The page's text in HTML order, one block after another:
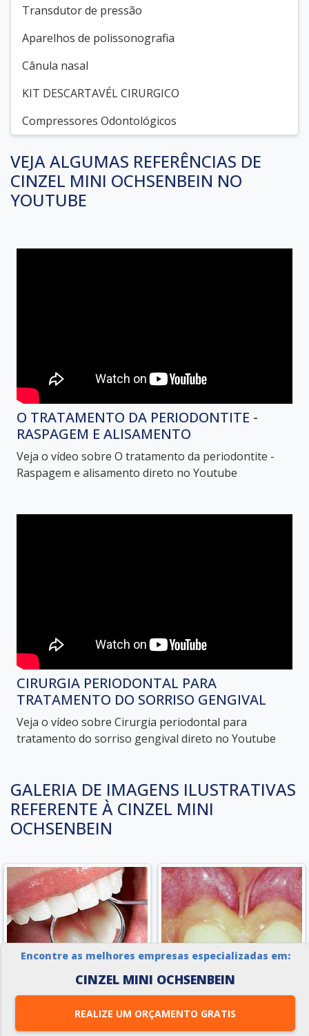
Encontre as melhores empresas especializadas em:
CINZEL MINI OCHSENBEIN
REALIZE UM ORÇAMENTO GRATIS
Transdutor de pressão
Aparelhos de polissonografia
Cânula nasal
KIT DESCARTAVÉL CIRURGICO
Compressores Odontológicos
VEJA ALGUMAS REFERÊNCIAS DE
CINZEL MINI OCHSENBEIN NO
YOUTUBE
O TRATAMENTO DA PERIODONTITE -
RASPAGEM E ALISAMENTO
Veja o vídeo sobre O tratamento da periodontite -
Raspagem e alisamento direto no Youtube
CIRURGIA PERIODONTAL PARA
TRATAMENTO DO SORRISO GENGIVAL
Veja o vídeo sobre Cirurgia periodontal para
tratamento do sorriso gengival direto no Youtube
GALERIA DE IMAGENS ILUSTRATIVAS
REFERENTE À CINZEL MINI
OCHSENBEIN